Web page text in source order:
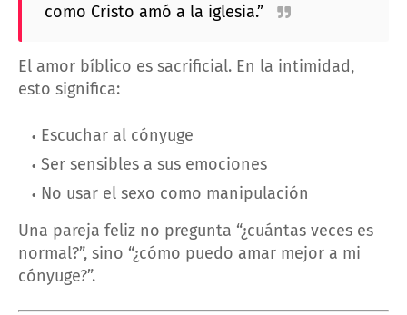
como Cristo amó a la iglesia.”
El amor bíblico es sacrificial. En la intimidad,
esto significa:
Escuchar al cónyuge
Ser sensibles a sus emociones
No usar el sexo como manipulación
Una pareja feliz no pregunta “¿cuántas veces es
normal?”, sino “¿cómo puedo amar mejor a mi
cónyuge?”.